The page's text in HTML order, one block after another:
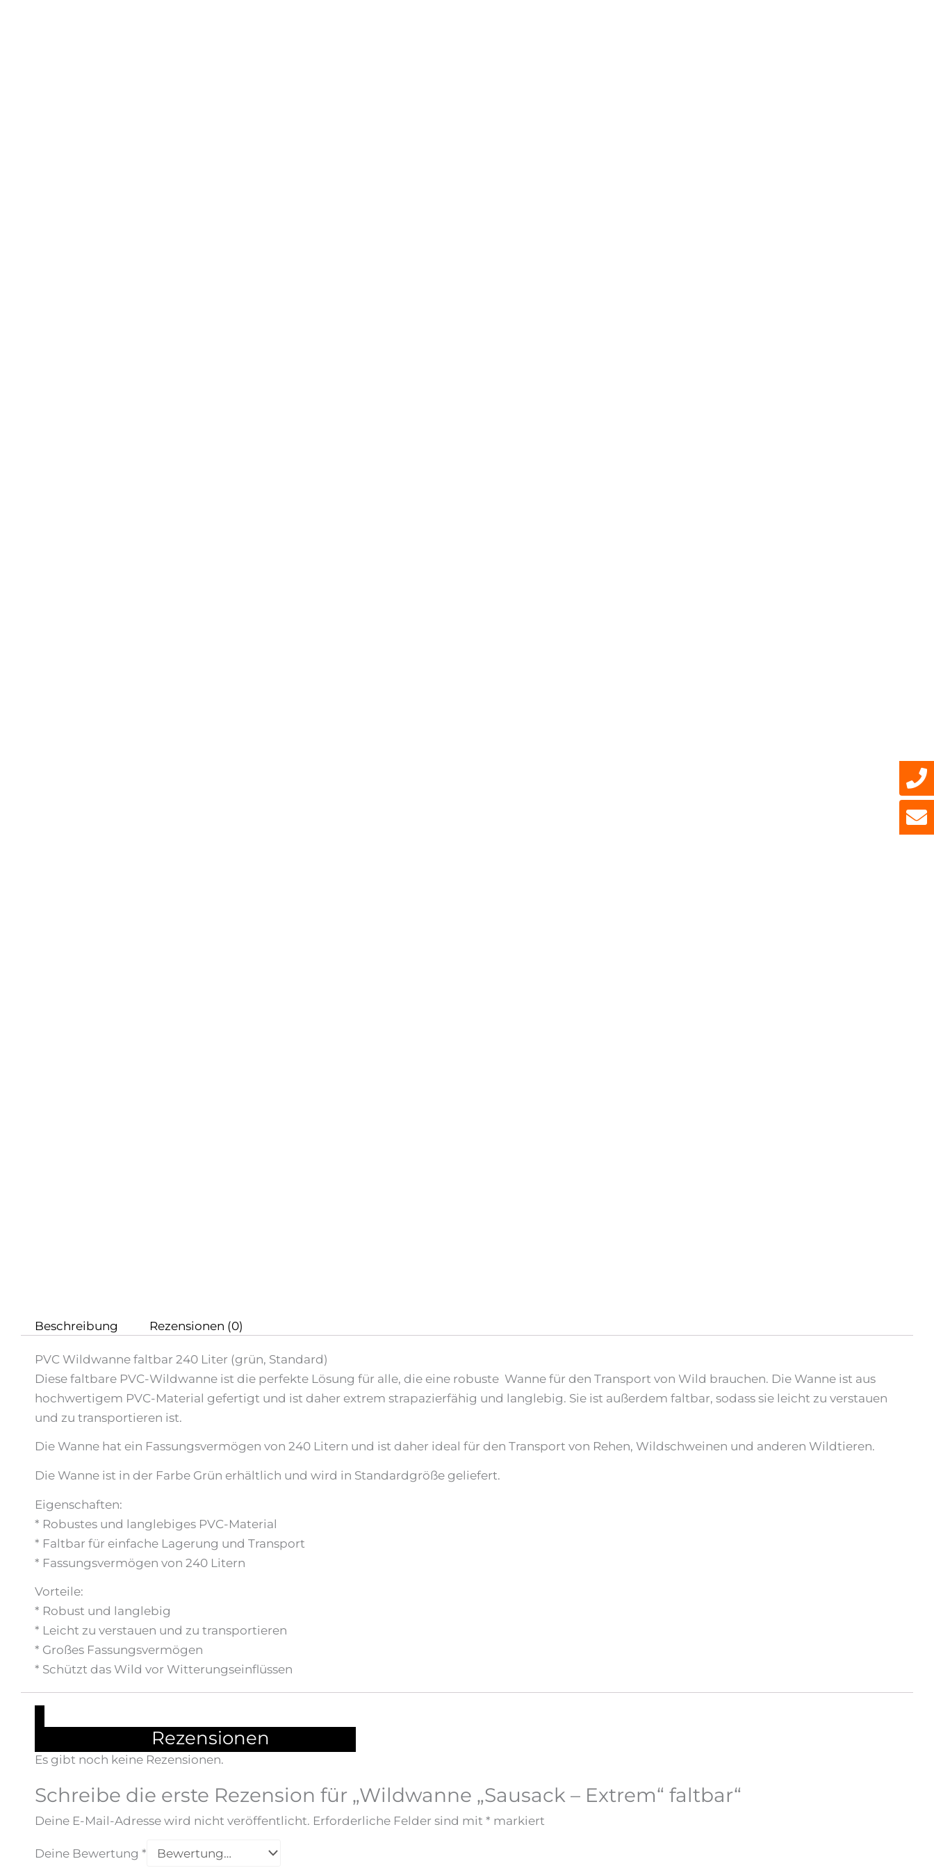
Beschreibung Rezensionen (0)
PVC Wildwanne faltbar 240 Liter (grün, Standard)
Diese faltbare PVC-Wildwanne ist die perfekte Lösung für alle, die eine robuste Wanne für den Transport von Wild brauchen. Die Wanne ist aus
hochwertigem PVC-Material gefertigt und ist daher extrem strapazierfähig und langlebig. Sie ist außerdem faltbar, sodass sie leicht zu verstauen
und zu transportieren ist.
Die Wanne hat ein Fassungsvermögen von 240 Litern und ist daher ideal für den Transport von Rehen, Wildschweinen und anderen Wildtieren.
Die Wanne ist in der Farbe Grün erhältlich und wird in Standardgröße geliefert.
Eigenschaften:
* Robustes und langlebiges PVC-Material
* Faltbar für einfache Lagerung und Transport
* Fassungsvermögen von 240 Litern
Vorteile:
* Robust und langlebig
* Leicht zu verstauen und zu transportieren
* Großes Fassungsvermögen
* Schützt das Wild vor Witterungseinflüssen
Es gibt noch keine Rezensionen.
Schreibe die erste Rezension für „Wildwanne „Sausack – Extrem“ faltbar“
Deine E-Mail-Adresse wird nicht veröffentlicht. Erforderliche Felder sind mit * markiert
Deine Bewertung *